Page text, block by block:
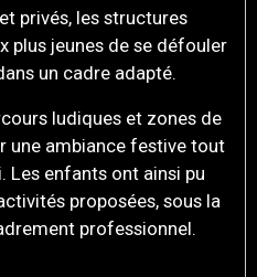
privés, les structures
plus jeunes de se défouler
un cadre adapté.
ludiques et zones de
une ambiance festive tout
Les enfants ont ainsi pu
proposées, sous la
professionnel.